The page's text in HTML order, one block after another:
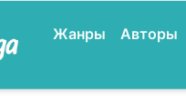
Жанры Авторы